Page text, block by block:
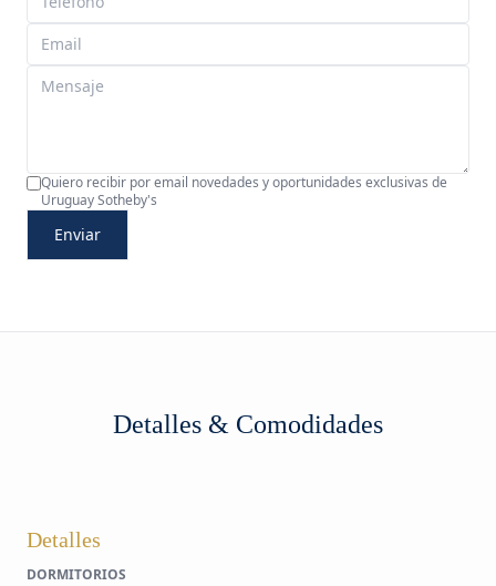
Quiero recibir por email novedades y oportunidades exclusivas de
Uruguay Sotheby's
Enviar
Detalles & Comodidades
Detalles
DORMITORIOS